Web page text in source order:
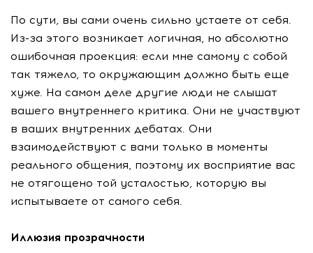
По сути, вы сами очень сильно устаете от себя.
Из-за этого возникает логичная, но абсолютно
ошибочная проекция: если мне самому с собой
так тяжело, то окружающим должно быть еще
хуже. На самом деле другие люди не слышат
вашего внутреннего критика. Они не участвуют
в ваших внутренних дебатах. Они
взаимодействуют с вами только в моменты
реального общения, поэтому их восприятие вас
не отягощено той усталостью, которую вы
испытываете от самого себя.
Иллюзия прозрачности